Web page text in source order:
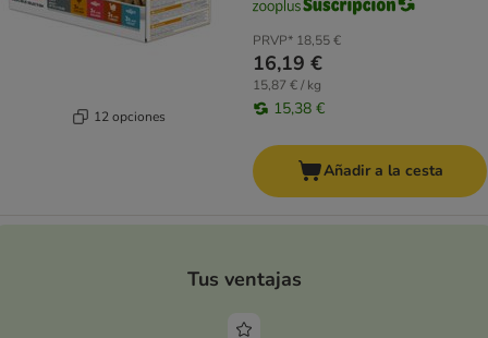
12 opciones
PRVP* 18,55 €
16,19 €
15,87 € / kg
15,38 €
Añadir a la cesta
Tus ventajas